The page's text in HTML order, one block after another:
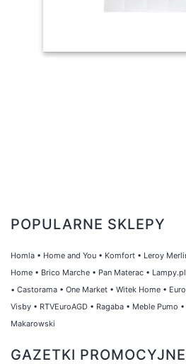
POPULARNE SKLEPY
Homla • Home and You • Komfort • Leroy
Home • Brico Marche • Pan Materac • Lampy.pl
• Castorama • One Market • Witek Home •
Visby • RTVEuroAGD • Ragaba • Meble Pumo •
Makarowski
GAZETKI PROMOCYJNE